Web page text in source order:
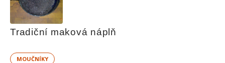
Tradiční maková náplň
MOUČNÍKY